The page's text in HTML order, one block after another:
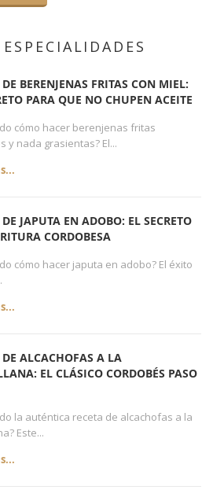
ESPECIALIDADES
DE BERENJENAS FRITAS CON MIEL:
PARA QUE NO CHUPEN ACEITE
cómo hacer berenjenas fritas
y nada grasientas? El...
DE JAPUTA EN ADOBO: EL SECRETO
CORDOBESA
cómo hacer japuta en adobo? El éxito
DE ALCACHOFAS A LA
EL CLÁSICO CORDOBÉS PASO
la auténtica receta de alcachofas a la
Este...